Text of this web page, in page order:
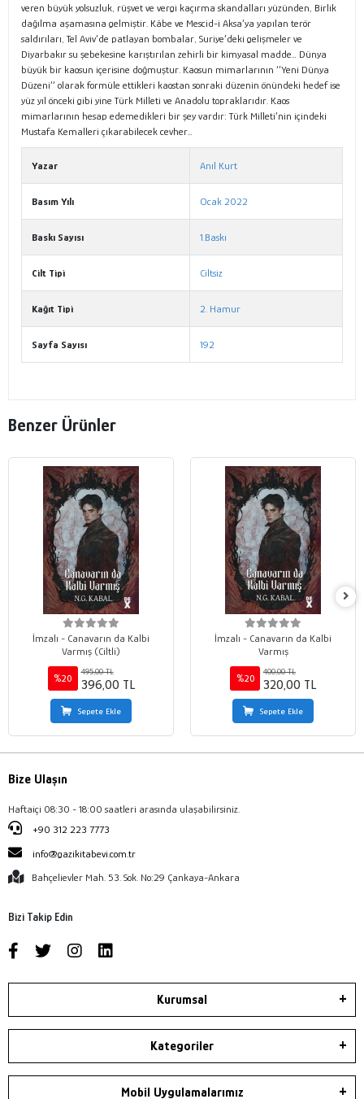
veren büyük yolsuzluk, rüşvet ve vergi kaçırma skandalları yüzünden, Birlik
dağılma aşamasına gelmiştir. Kâbe ve Mescid-i Aksa’ya yapılan terör
saldırıları, Tel Aviv’de patlayan bombalar, Suriye’deki gelişmeler ve
Diyarbakır su şebekesine karıştırılan zehirli bir kimyasal madde… Dünya
büyük bir kaosun içerisine doğmuştur. Kaosun mimarlarının ‘’Yeni Dünya
Düzeni’’ olarak formüle ettikleri kaostan sonraki düzenin önündeki hedef ise
yüz yıl önceki gibi yine Türk Milleti ve Anadolu topraklarıdır. Kaos
mimarlarının hesap edemedikleri bir şey vardır: Türk Milleti’nin içindeki
Mustafa Kemalleri çıkarabilecek cevher…
Yazar Anıl Kurt
Basım Yılı Ocak 2022
Baskı Sayısı 1.Baskı
Cilt Tipi Ciltsiz
Kağıt Tipi 2. Hamur
Sayfa Sayısı 192
Benzer Ürünler
İmzalı - Canavarın da Kalbi
Varmış (Ciltli)
%20
495,00 TL
396,00 TL
Sepete Ekle
İmzalı - Canavarın da Kalbi
Varmış
%20
400,00 TL
320,00 TL
Sepete Ekle
Bize Ulaşın
Haftaiçi 08:30 - 18:00 saatleri arasında ulaşabilirsiniz.
+90 312 223 7773
info@gazikitabevi.com.tr
Bahçelievler Mah. 53. Sok. No:29 Çankaya-Ankara
Bizi Takip Edin
Kurumsal
Kategoriler
Mobil Uygulamalarımız